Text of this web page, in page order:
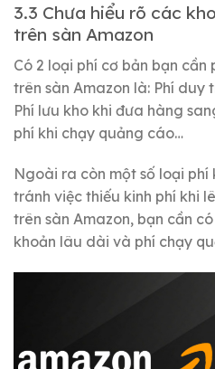
3.3 Chưa hiểu rõ các
trên sàn Amazon
Có 2 loại phí cơ bản bạn
trên sàn Amazon là: Phí
Phí lưu kho khi đưa hàng
phí khi chạy quảng cáo…
Ngoài ra còn một số loại phí
tránh việc thiếu kinh phí khi
trên sàn Amazon, bạn cần
khoản lâu dài và phí chạy